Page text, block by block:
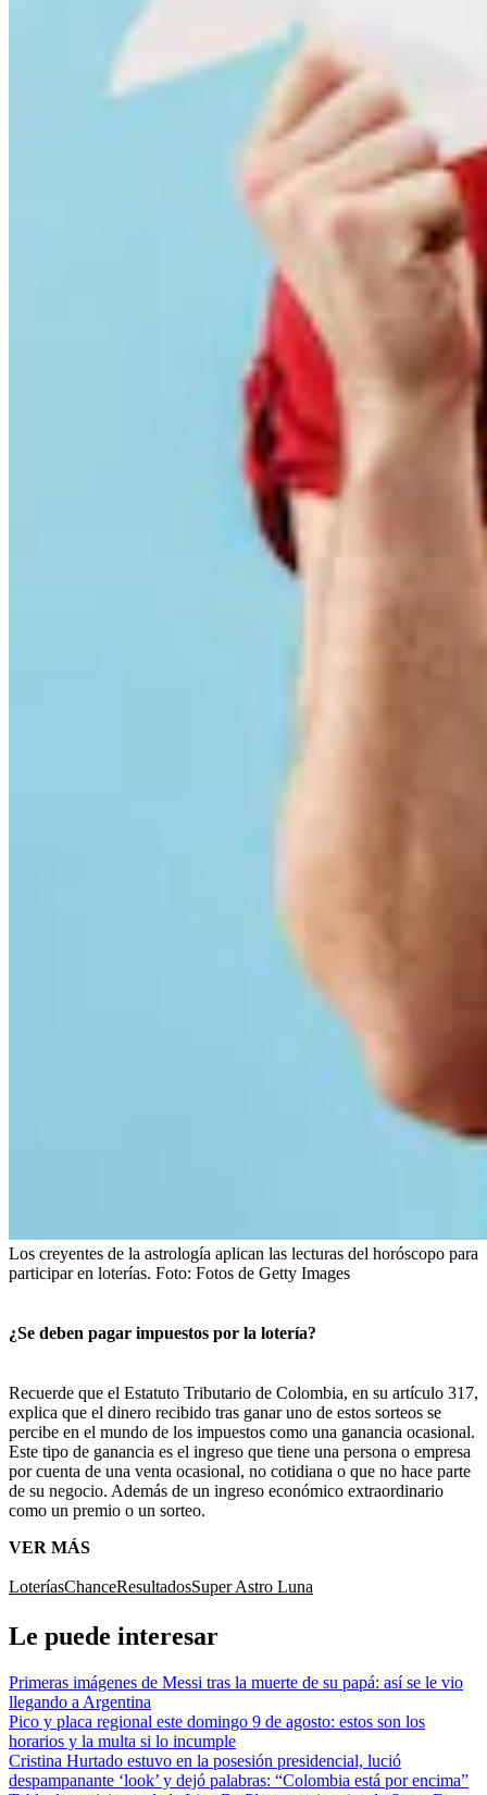
Los creyentes de la astrología aplican las lecturas del horóscopo para
participar en loterías. Foto: Fotos de Getty Images
¿Se deben pagar impuestos por la lotería?
Recuerde que el Estatuto Tributario de Colombia, en su artículo 317,
explica que el dinero recibido tras ganar uno de estos sorteos se
percibe en el mundo de los impuestos como una ganancia ocasional.
Este tipo de ganancia es el ingreso que tiene una persona o empresa
por cuenta de una venta ocasional, no cotidiana o que no hace parte
de su negocio. Además de un ingreso económico extraordinario
como un premio o un sorteo.
VER MÁS
LoteríasChanceResultadosSuper Astro Luna
Le puede interesar
Primeras imágenes de Messi tras la muerte de su papá: así se le vio
llegando a Argentina
Pico y placa regional este domingo 9 de agosto: estos son los
horarios y la multa si lo incumple
Cristina Hurtado estuvo en la posesión presidencial, lució
despampanante ‘look’ y dejó palabras: “Colombia está por encima”